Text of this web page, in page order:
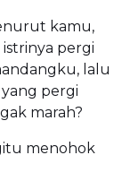
kamu,
istrinya pergi
lalu
pergi
marah?
menohok